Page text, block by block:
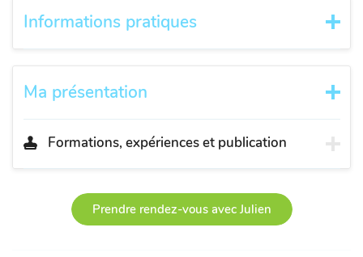
Informations pratiques
Ma présentation
Formations, expériences et publication
Prendre rendez-vous avec Julien